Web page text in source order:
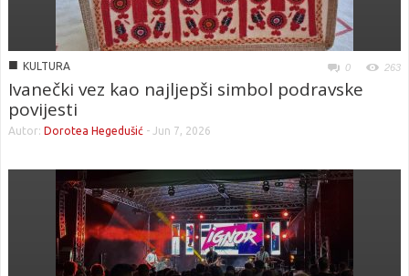
■ KULTURA 0 263
Ivanečki vez kao najljepši simbol podravske
povijesti
Autor: Dorotea Hegedušić - Jun 7, 2026